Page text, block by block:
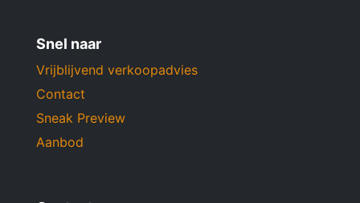
Snel naar
Vrijblijvend verkoopadvies
Contact
Sneak Preview
Aanbod